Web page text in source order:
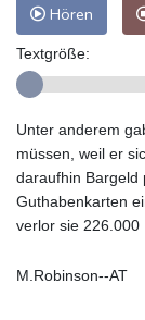
Hören
Textgröße:
Unter anderem
müssen, weil er
daraufhin Bargeld
Guthabenkarten
verlor sie 226.000
M.Robinson--AT